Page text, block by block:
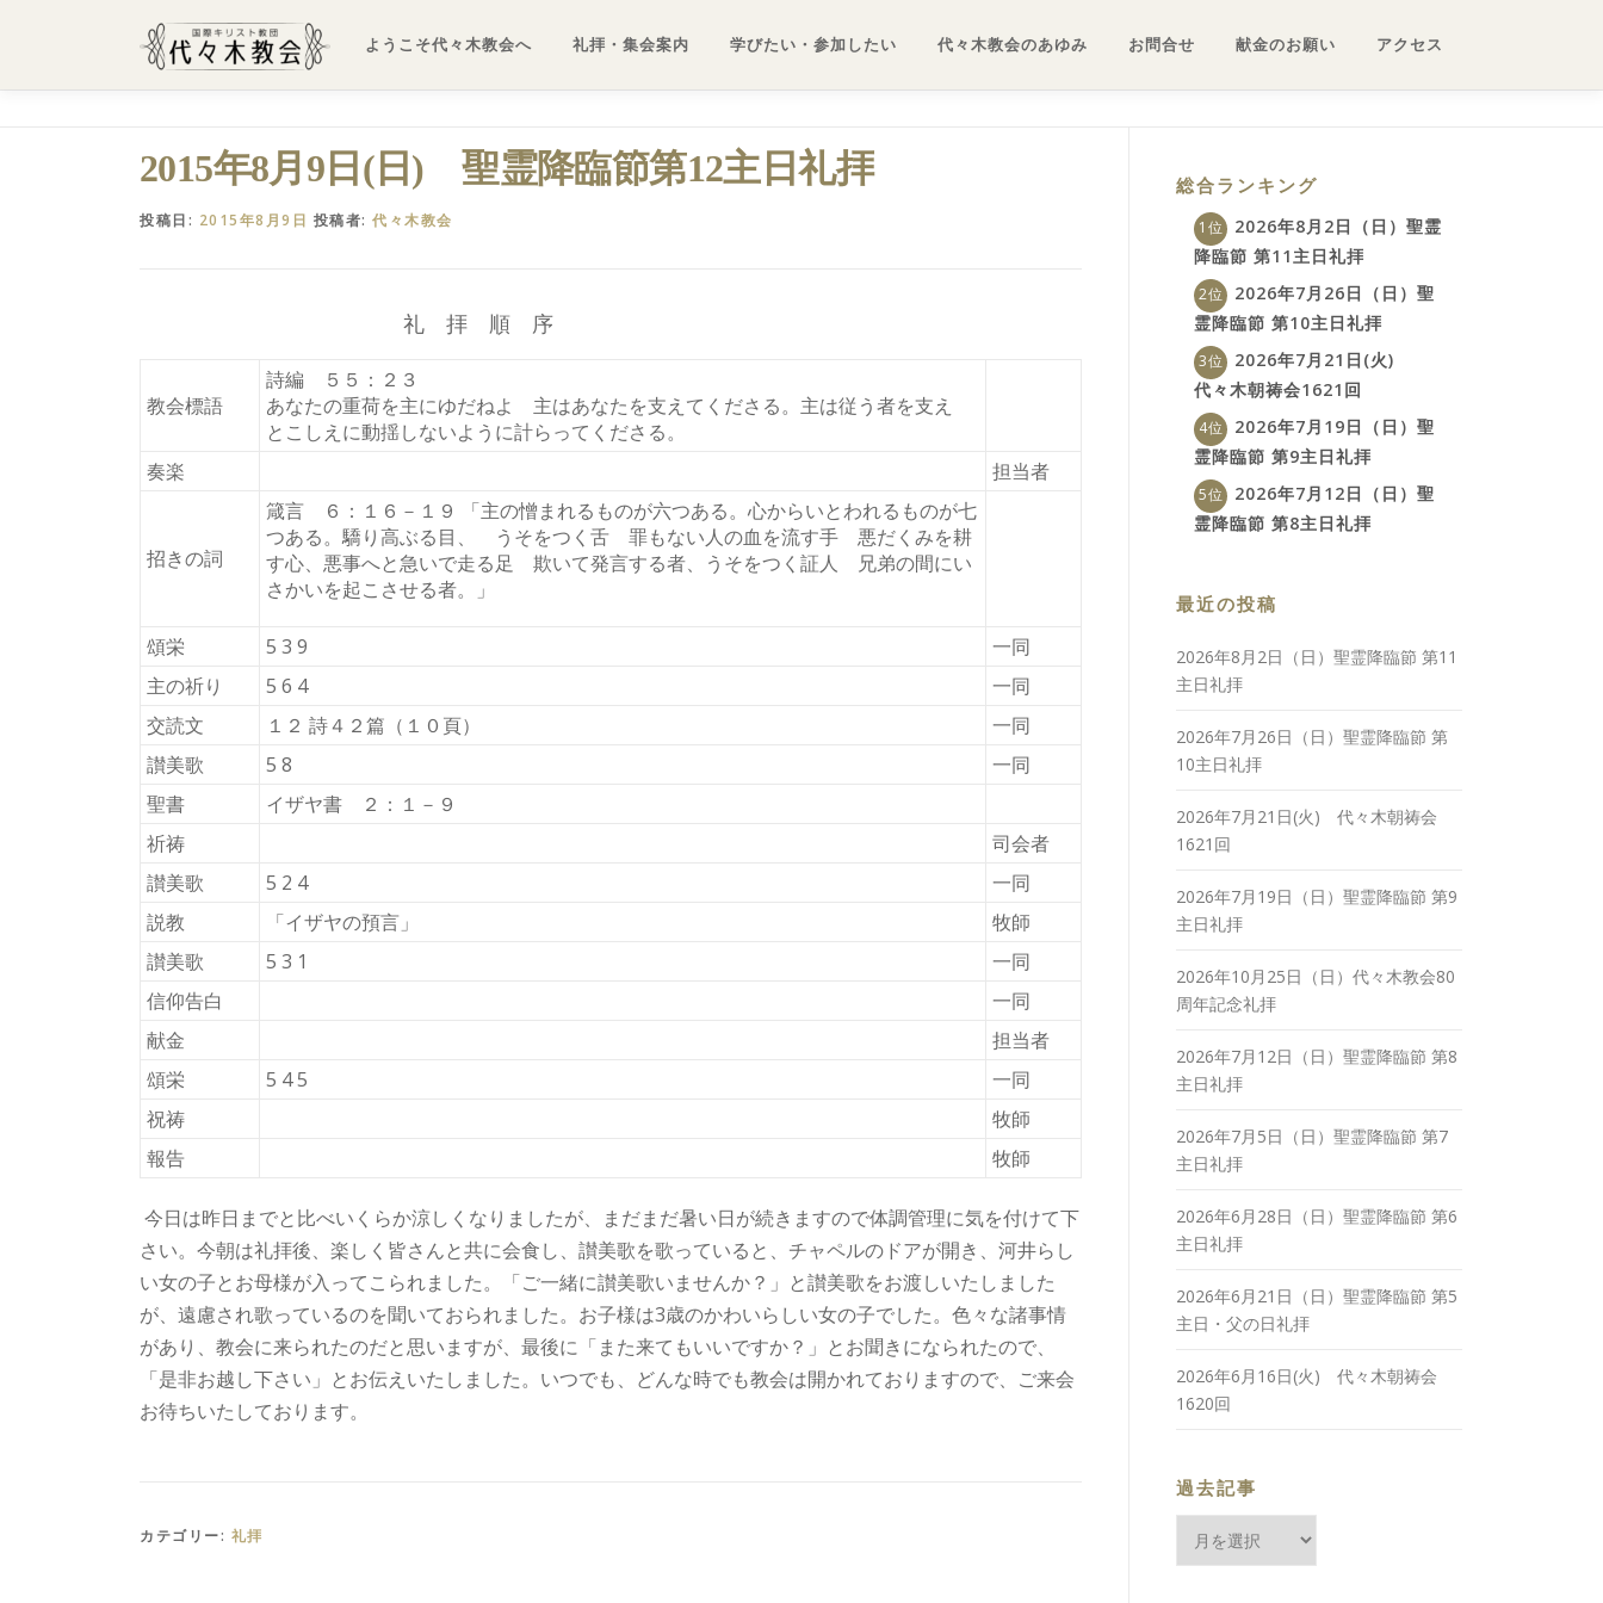
ン
ようこそ代々木教会へ 礼拝・集会案内 学びたい・参加したい 代々木教会のあゆみ お問合せ 献金のお願い アクセス
2015年8月9日(日) 聖霊降臨節第12主日礼拝
投稿日: 2015年8月9日 投稿者: 代々木教会
礼 拝 順 序
教会標語
詩編 ５５：２３
あなたの重荷を主にゆだねよ 主はあなたを支えてくださる。主は従う者を支え
とこしえに動揺しないように計らってくださる。
奏楽
担当者
招きの詞
箴言 ６：１６－１９ 「主の憎まれるものが六つある。心からいとわれるものが七
つある。驕り高ぶる目、 うそをつく舌 罪もない人の血を流す手 悪だくみを耕
す心、悪事へと急いで走る足 欺いて発言する者、うそをつく証人 兄弟の間にい
さかいを起こさせる者。」
頌栄 5 3 9
一同
主の祈り
5 6 4
一同
交読文
１２ 詩４２篇（１０頁）
一同
讃美歌
5 8
一同
聖書
イザヤ書 ２：１－９
祈祷
司会者
讃美歌
5 2 4
一同
説教
「イザヤの預言」
牧師
讃美歌
5 3 1
一同
信仰告白
一同
献金
担当者
頌栄
5 4 5
一同
祝祷
牧師
報告
牧師
今日は昨日までと比べいくらか涼しくなりましたが、まだまだ暑い日が続きますので体調管理に気を付けて下
さい。今朝は礼拝後、楽しく皆さんと共に会食し、讃美歌を歌っていると、チャペルのドアが開き、河井らし
い女の子とお母様が入ってこられました。「ご一緒に讃美歌いませんか？」と讃美歌をお渡しいたしました
が、遠慮され歌っているのを聞いておられました。お子様は3歳のかわいらしい女の子でした。色々な諸事情
があり、教会に来られたのだと思いますが、最後に「また来てもいいですか？」とお聞きになられたので、
「是非お越し下さい」とお伝えいたしました。いつでも、どんな時でも教会は開かれておりますので、ご来会
お待ちいたしております。
カテゴリー: 礼拝
総合ランキング
2026年8月2日（日）聖霊
降臨節 第11主日礼拝
2026年7月26日（日）聖
霊降臨節 第10主日礼拝
2026年7月21日(火)
代々木朝祷会1621回
2026年7月19日（日）聖
霊降臨節 第9主日礼拝
2026年7月12日（日）聖
霊降臨節 第8主日礼拝
最近の投稿
2026年8月2日（日）聖霊降臨節 第11
主日礼拝
2026年7月26日（日）聖霊降臨節 第
10主日礼拝
2026年7月21日(火) 代々木朝祷会
1621回
2026年7月19日（日）聖霊降臨節 第9
主日礼拝
2026年10月25日（日）代々木教会80
周年記念礼拝
2026年7月12日（日）聖霊降臨節 第8
主日礼拝
2026年7月5日（日）聖霊降臨節 第7
主日礼拝
2026年6月28日（日）聖霊降臨節 第6
主日礼拝
2026年6月21日（日）聖霊降臨節 第5
主日・父の日礼拝
2026年6月16日(火) 代々木朝祷会
1620回
過去記事